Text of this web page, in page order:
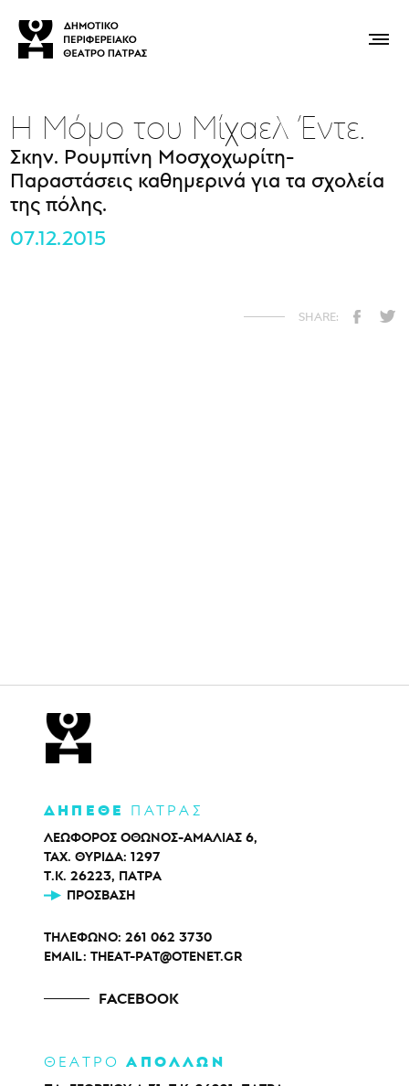
Η Μόμο του Μίχαελ Έντε.
Σκην. Ρουμπίνη Μοσχοχωρίτη-
Παραστάσεις καθημερινά για τα σχολεία
της πόλης.
07.12.2015
ΔΗΠΕΘΕ ΠΑΤΡΑΣ
ΛΕΩΦΟΡΟΣ ΟΘΩΝΟΣ-ΑΜΑΛΙΑΣ 6,
ΤΑΧ. ΘΥΡΙΔΑ: 1297
Τ.Κ. 26223, ΠΑΤΡΑ
ΠΡΌΣΒΑΣΗ
ΤΗΛΕΦΩΝΟ: 261 062 3730
EMAIL: THEAT-PAT@OTENET.GR
FACEBOOK
ΘΕΑΤΡΟΑΠΟΛΛΩΝ